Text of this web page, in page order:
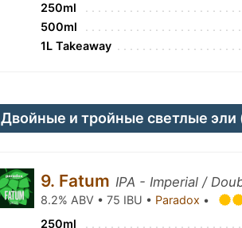
250ml
500ml
1L Takeaway
Двойные и тройные светлые эли
9. Fatum IPA - Imperial /
8.2% ABV • 75 IBU • Paradox •
250ml